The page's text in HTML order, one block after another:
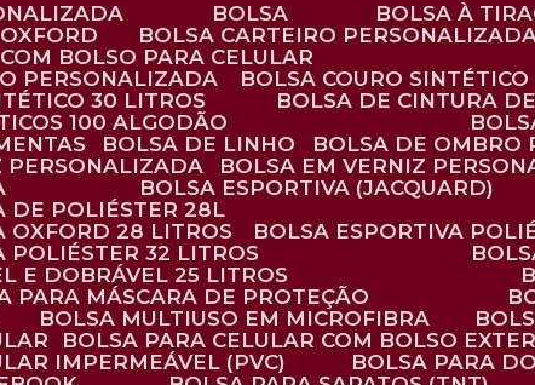
BOLSA BOLSA À
BOLSA CARTEIRO
COM BOLSO PARA CELULAR
PERSONALIZADA
BOLSA COURO
30 LITROS
BOLSA DE CINTURA
100 ALGODÃO
BOLSA DE LINHO BOLSA DE OMBRO
PERSONALIZADA
BOLSA EM VERNIZ
BOLSA ESPORTIVA (JACQUARD)
DE POLIÉSTER 28L
OXFORD 28 LITROS
BOLSA ESPORTIVA
POLIÉSTER 32 LITROS
E DOBRÁVEL 25 LITROS
PARA MÁSCARA DE PROTEÇÃO
BOLSA MULTIUSO EM MICROFIBRA
BOLSA PARA CELULAR COM BOLSO
IMPERMEÁVEL (PVC)
BOLSA PARA